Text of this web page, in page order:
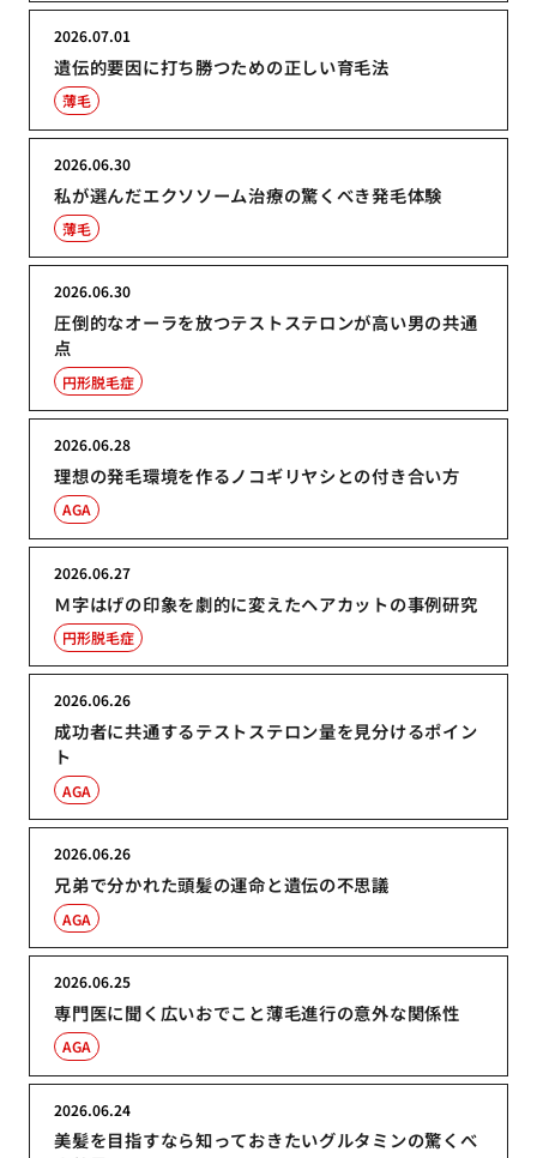
遺伝的要因に打ち勝つための正しい育毛法
2026.07.01
薄毛
私が選んだエクソソーム治療の驚くべき発毛体験
2026.06.30
薄毛
圧倒的なオーラを放つテストステロンが高い男の共通
点
2026.06.30
円形脱毛症
理想の発毛環境を作るノコギリヤシとの付き合い方
2026.06.28
AGA
Ｍ字はげの印象を劇的に変えたヘアカットの事例研究
2026.06.27
円形脱毛症
成功者に共通するテストステロン量を見分けるポイン
ト
2026.06.26
AGA
兄弟で分かれた頭髪の運命と遺伝の不思議
2026.06.26
AGA
専門医に聞く広いおでこと薄毛進行の意外な関係性
2026.06.25
AGA
美髪を目指すなら知っておきたいグルタミンの驚くべ
2026.06.24